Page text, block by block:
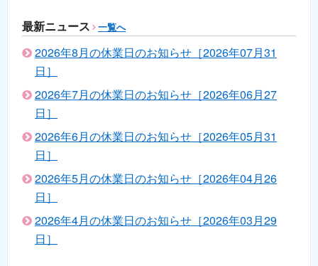
最新ニュース 一覧へ
2026年8月の休業日のお知らせ［2026年07月31
日］
2026年7月の休業日のお知らせ［2026年06月27
日］
2026年6月の休業日のお知らせ［2026年05月31
日］
2026年5月の休業日のお知らせ［2026年04月26
日］
2026年4月の休業日のお知らせ［2026年03月29
日］